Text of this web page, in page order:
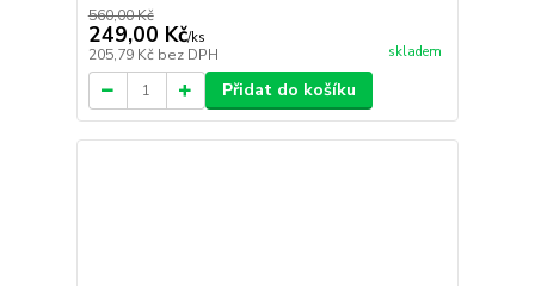
560,00 Kč
249,00 Kč/ks
205,79 Kč bez DPH skladem
Přidat do košíku